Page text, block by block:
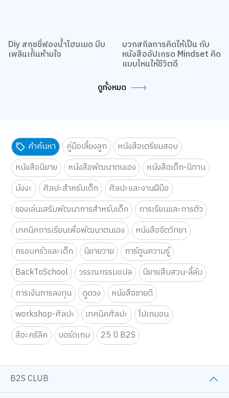
Diy สกุชชี่ฟองน้ำโฮมเมด บีบ
เพลินเกินห้ามใจ
บวกสกิลการคิดให้เป็น กับ
หนังสืออัปเกรด Mindset คิด
แบบไหนให้ชีวิตดี
ดูทั้งหมด
คำค้นหา คู่มือเลี้ยงลูก
หนังสือเตรียมสอบ
หนังสือนิยาย
หนังสือพัฒนาตนเอง
หนังสือเด็ก-นิทาน
มังงะ
ศิลปะสำหรับเด็ก
ศิลปะและงานฝีมือ
ของเล่นเสริมพัฒนาการสำหรับเด็ก
การเรียนและการติว
เทคนิคการเรียนเพื่อพัฒนาตนเอง
หนังสือจิตวิทยา
ครอบครัวและเด็ก
นิยายวาย
การ์ตูนความรู้
BackToSchool
วรรณกรรมแปล
นิยายสืบสวน-ลี้ลับ
การเงินการลงทุน
ดูดวง
หนังสือขายดี
workshop-ศิลปะ
เทคนิคศิลปะ
โปเกมอน
สีอะคริลิค
บอร์ดเกม 25 ปี B2S
B2S CLUB
เราใช้คุกกี้เพื่อเพิ่มประสบการณ์ที่ดีในการใช้เว็บไซต์ แสดงเนื้อหาและโฆษณาให้
ตรงกับความสนใจ รวมถึงเพื่อวิเคราะห์การเข้าใช้งานเว็บไซต์และทำความเข้าใจ
ว่าผู้ใช้งานมาจากที่ใด คุณสามารถเลือกตั้งค่าความยินยอมการใช้คุกกี้ได้ โดย
ยอมรับทั้งหมด